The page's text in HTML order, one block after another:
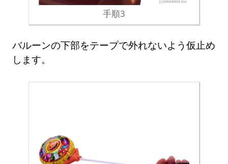
手順3
バルーンの下部をテープで外れないよう仮止め
します。